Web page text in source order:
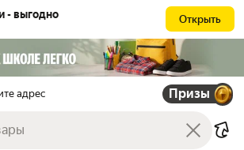
- выгодно Открыть
адрес Призы